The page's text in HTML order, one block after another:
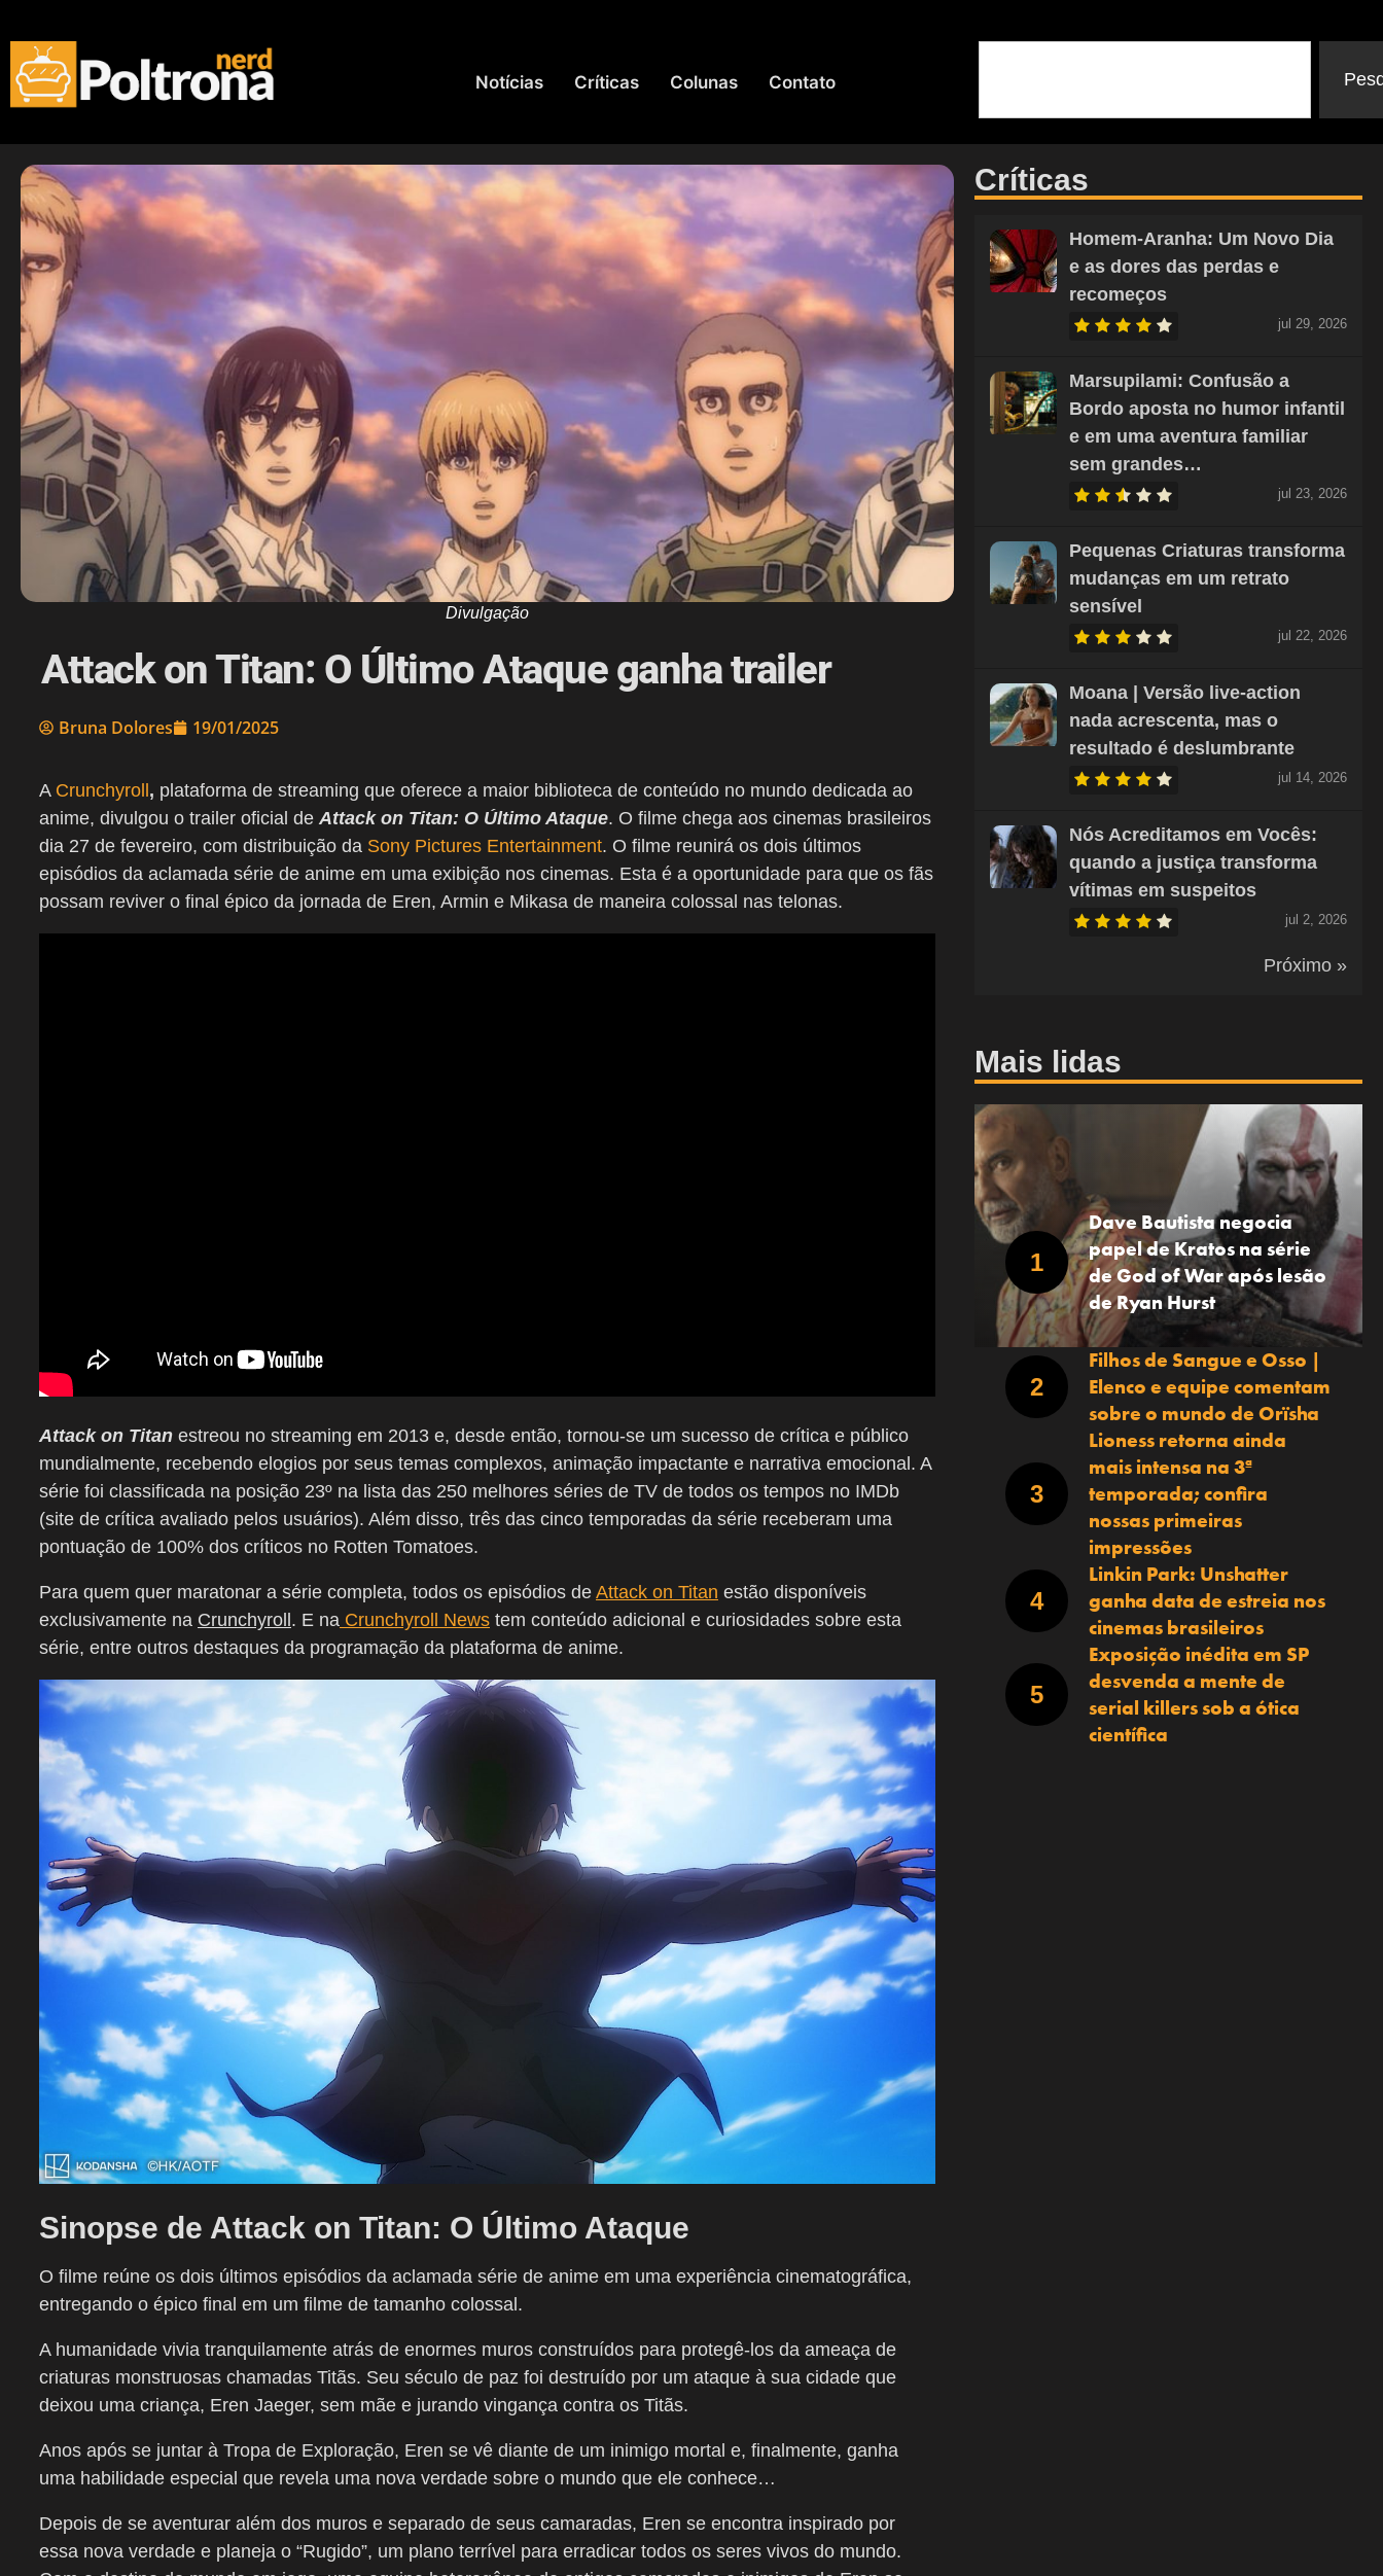
Notícias Críticas Colunas Contato
Divulgação
Attack on Titan: O Último Ataque ganha trailer
Bruna Dolores 19/01/2025
A Crunchyroll , plataforma de streaming que oferece a maior biblioteca de conteúdo no mundo dedicada ao
anime, divulgou o trailer oficial de Attack on Titan: O Último Ataque. O filme chega aos cinemas brasileiros
dia 27 de fevereiro, com distribuição da Sony Pictures Entertainment. O filme reunirá os dois últimos
episódios da aclamada série de anime em uma exibição nos cinemas. Esta é a oportunidade para que os fãs
possam reviver o final épico da jornada de Eren, Armin e Mikasa de maneira colossal nas telonas.
Attack on Titan estreou no streaming em 2013 e, desde então, tornou-se um sucesso de crítica e público
mundialmente, recebendo elogios por seus temas complexos, animação impactante e narrativa emocional. A
série foi classificada na posição 23º na lista das 250 melhores séries de TV de todos os tempos no IMDb
(site de crítica avaliado pelos usuários). Além disso, três das cinco temporadas da série receberam uma
pontuação de 100% dos críticos no Rotten Tomatoes.
Para quem quer maratonar a série completa, todos os episódios de Attack on Titan estão disponíveis
exclusivamente na Crunchyroll . E na Crunchyroll News tem conteúdo adicional e curiosidades sobre esta
série, entre outros destaques da programação da plataforma de anime.
Sinopse de Attack on Titan: O Último Ataque
O filme reúne os dois últimos episódios da aclamada série de anime em uma experiência cinematográfica,
entregando o épico final em um filme de tamanho colossal.
A humanidade vivia tranquilamente atrás de enormes muros construídos para protegê-los da ameaça de
criaturas monstruosas chamadas Titãs. Seu século de paz foi destruído por um ataque à sua cidade que
deixou uma criança, Eren Jaeger, sem mãe e jurando vingança contra os Titãs.
Anos após se juntar à Tropa de Exploração, Eren se vê diante de um inimigo mortal e, finalmente, ganha
uma habilidade especial que revela uma nova verdade sobre o mundo que ele conhece…
Depois de se aventurar além dos muros e separado de seus camaradas, Eren se encontra inspirado por
essa nova verdade e planeja o “Rugido”, um plano terrível para erradicar todos os seres vivos do mundo.
Críticas
Homem-Aranha: Um Novo Dia
e as dores das perdas e
recomeços
jul 29, 2026
Marsupilami: Confusão a
Bordo aposta no humor infantil
e em uma aventura familiar
sem grandes…
jul 23, 2026
Pequenas Criaturas transforma
mudanças em um retrato
sensível
jul 22, 2026
Moana | Versão live-action
nada acrescenta, mas o
resultado é deslumbrante
jul 14, 2026
Nós Acreditamos em Vocês:
quando a justiça transforma
vítimas em suspeitos
jul 2, 2026
Próximo »
Mais lidas
Dave Bautista negocia
papel de Kratos na série
de God of War após lesão
de Ryan Hurst
Filhos de Sangue e Osso |
Elenco e equipe comentam
sobre o mundo de Orïsha
Lioness retorna ainda
mais intensa na 3ª
temporada; confira
nossas primeiras
impressões
Linkin Park: Unshatter
ganha data de estreia nos
cinemas brasileiros
Exposição inédita em SP
desvenda a mente de
serial killers sob a ótica
científica